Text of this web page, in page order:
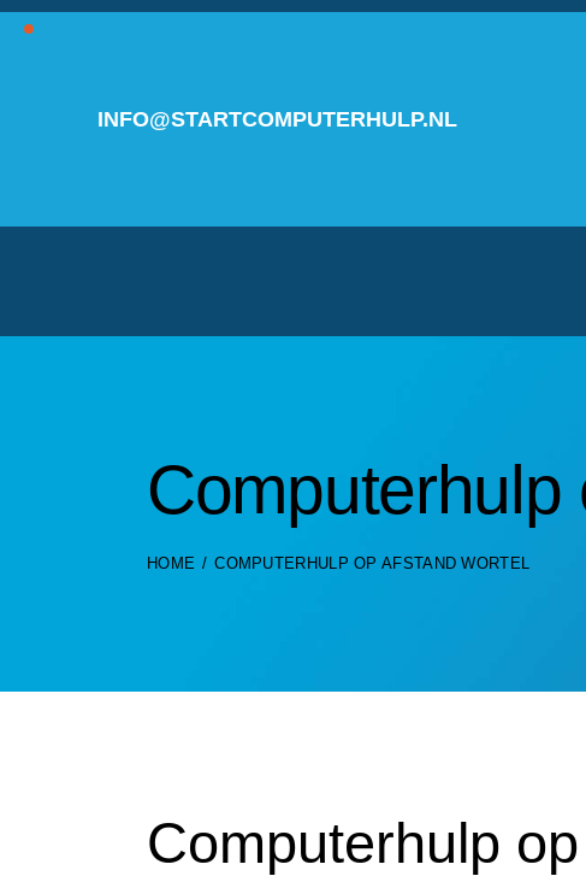
INFO@STARTCOMPUTERHULP.NL
Computerhulp
HOME COMPUTERHULP OP AFSTAND WORTEL
Computerhulp